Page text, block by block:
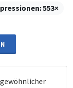
553×